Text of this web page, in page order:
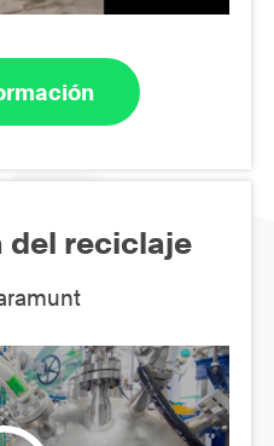
del reciclaje